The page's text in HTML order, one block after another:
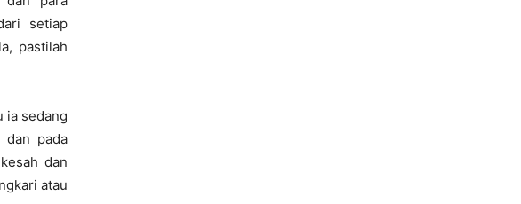
setiap
pastilah
ia sedang
dan pada
dan
atau